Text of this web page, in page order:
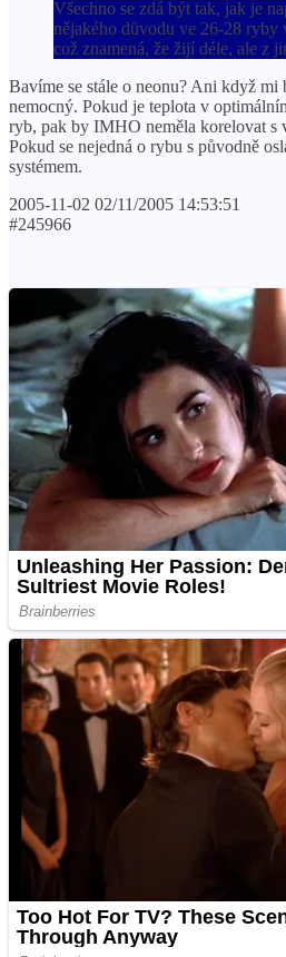
Všechno se zdá být tak, jak je
nějakého důvodu ve 26-28 ryby
což znamená, že žijí déle, ale z
Bavíme se stále o neonu? Ani když
nemocný. Pokud je teplota v
ryb, pak by IMHO neměla korelovat s
Pokud se nejedná o rybu s původně
systémem.
2005-11-02 02/11/2005 14:53:51
#245966